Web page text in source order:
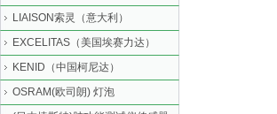
LIAISON索灵（意大利）
EXCELITAS（美国埃赛力达）
KENID（中国柯尼达）
OSRAM(欧司朗) 灯泡